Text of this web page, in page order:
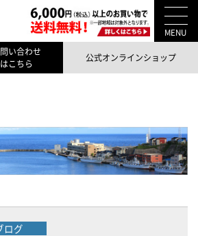
MENU
い合わせ
はこちら
公式オンラインショップ
ログ